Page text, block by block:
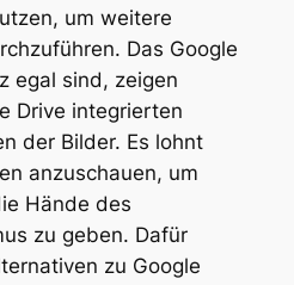
um weitere
Das Google
egal sind, zeigen
Drive integrierten
der Bilder. Es lohnt
anzuschauen, um
Hände des
zu geben. Dafür
zu Google